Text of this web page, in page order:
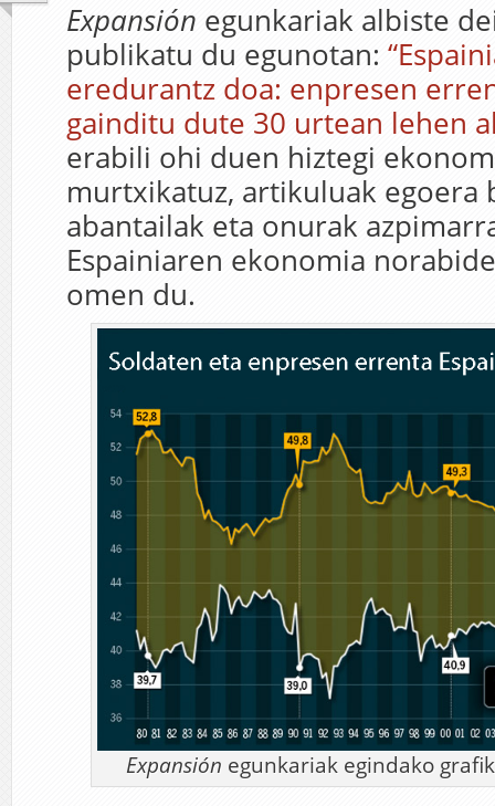
Expansión egunkariak albiste
publikatu du egunotan:
eredurantz doa: enpresen
gainditu dute 30 urtean lehen
erabili ohi duen hiztegi
murtxikatuz, artikuluak egoera
abantailak eta onurak
Espainiaren ekonomia
omen du.
Expansión egunkariak egindako